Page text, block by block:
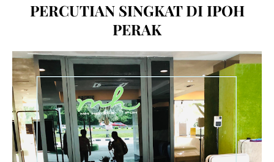
PERCUTIAN SINGKAT DI IPOH
PERAK